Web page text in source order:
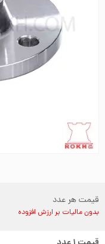
قیمت هر عدد
بدون مالیات بر ارزش افزوده